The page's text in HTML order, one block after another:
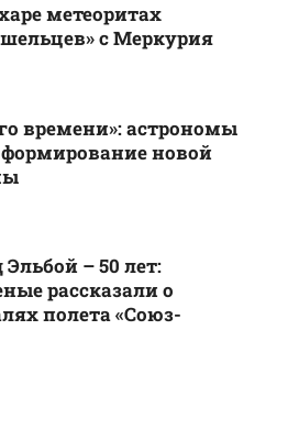
метеоритах
с Меркурия
времени»: астрономы
новой
– 50 лет:
рассказали о
полета «Союз-